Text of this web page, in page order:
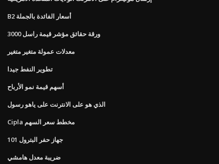
B2 أسعار الفائدة بالجملة
ورقة حقائق مؤشر قيمة راسل 3000
معدلات عمولة متغير متغير
تطوير النفط جيدا
أسهم قيمة نمو الأرباح
الذي هو على الانترنت على ياهو رسول
Cipla مخطط سعر السهم
جهاز حفر البترول 101
ضريبة معدل هامشي